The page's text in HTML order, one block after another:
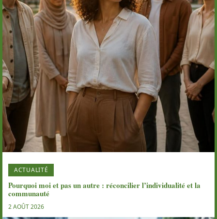
ACTUALITÉ
Pourquoi moi et pas un autre : réconcilier l’individualité et la
communauté
2 AOÛT 2026